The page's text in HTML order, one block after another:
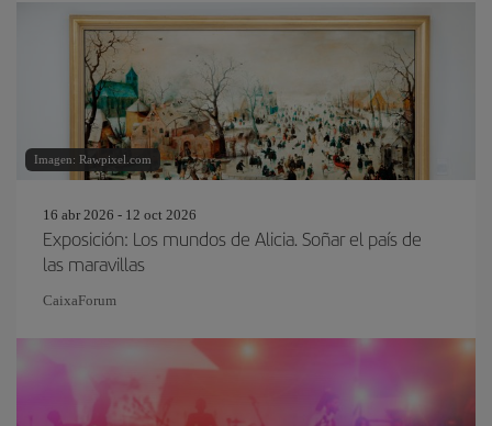
Imagen: Rawpixel.com
16 abr 2026 - 12 oct 2026
Exposición: Los mundos de Alicia. Soñar el país de
las maravillas
CaixaForum